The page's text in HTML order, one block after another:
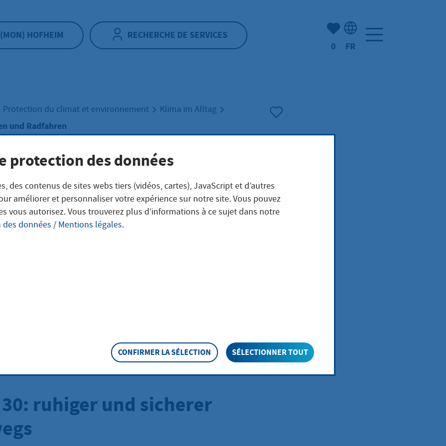
(MON) HOFHEIM RECHERCHE DE SERVICES
Nombre d'éléments mis en
0 FR
Protection du climat et environnement
Klima im Alltag
und Radfahren
und Radfahren
bequem unterwegs
vor allem, wenn die Infrastruktur stimmt.
daran gearbeitet, sichere Verbindungen, gute
wie die Stadt Nahmobilität fördert und wo Sie Informationen, Angebote
ruhiger und sicherer
protection des données
des contenus de sites webs tiers (vidéos, cartes), JavaScript et d’autres
améliorer et personnaliser votre expérience sur notre site. Vous pouvez
vous autorisez. Vous trouverez plus d’informations à ce sujet dans notre
données / Mentions légales.
CONFIRMER LA SÉLECTION SÉLECTIONNER TOUT